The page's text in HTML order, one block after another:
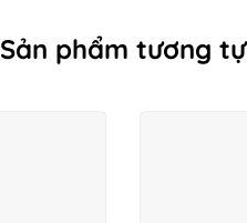
Sản phẩm tương tự